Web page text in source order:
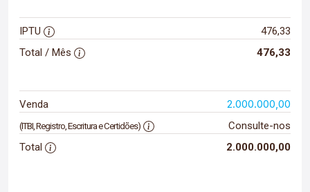
IPTU
476,33
Total / Mês
476,33
Venda 2.000.000,00
(ITBI, Registro, Escritura e Certidões)
Consulte-nos
Total
2.000.000,00